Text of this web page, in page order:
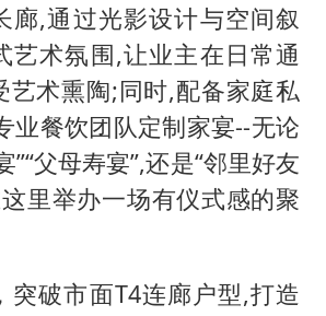
廊,通过光影设计与空间叙
艺术氛围,让业主在日常通
艺术熏陶;同时,配备家庭私
业餐饮团队定制家宴--无论
”“父母寿宴”,还是“邻里好友
里举办一场有仪式感的聚
突破市面T4连廊户型,打造